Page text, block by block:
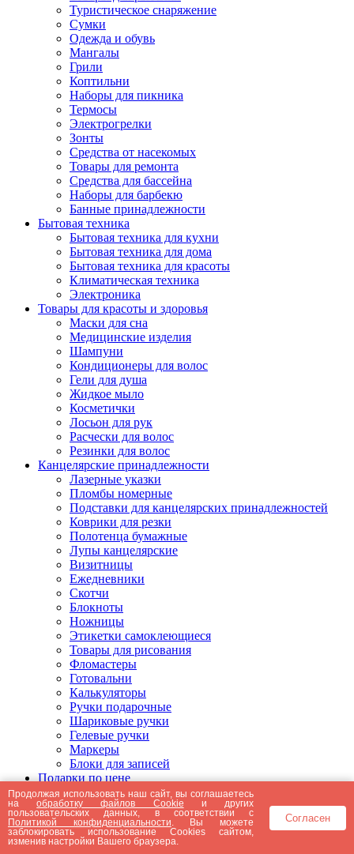
Туристическое снаряжение
Сумки
Одежда и обувь
Мангалы
Грили
Коптильни
Наборы для пикника
Термосы
Электрогрелки
Зонты
Средства от насекомых
Товары для ремонта
Средства для бассейна
Наборы для барбекю
Банные принадлежности
Бытовая техника
Бытовая техника для кухни
Бытовая техника для дома
Бытовая техника для красоты
Климатическая техника
Электроника
Товары для красоты и здоровья
Маски для сна
Медицинские изделия
Шампуни
Кондиционеры для волос
Гели для душа
Жидкое мыло
Косметички
Лосьон для рук
Расчески для волос
Резинки для волос
Канцелярские принадлежности
Лазерные указки
Пломбы номерные
Подставки для канцелярских принадлежностей
Коврики для резки
Полотенца бумажные
Лупы канцелярские
Визитницы
Ежедневники
Скотчи
Блокноты
Ножницы
Этикетки самоклеющиеся
Товары для рисования
Фломастеры
Готовальни
Калькуляторы
Ручки подарочные
Шариковые ручки
Гелевые ручки
Маркеры
Блоки для записей
Подарки по цене
Подарки от 5000 рублей
Подарки до 5000 рублей
Подарки до 3000 рублей
Подарки до 2000 рублей
Подарки до 1000 рублей
Продолжая использовать наш сайт, вы соглашаетесь
наобработку файлов Cookie и других
пользовательских данных, в соответствии с
Политикой конфиденциальности . Вы можете
заблокировать использование Cookies сайтом,
изменив настройки Вашего браузера.
Согласен